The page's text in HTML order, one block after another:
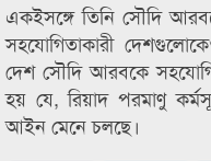
একইসঙ্গে তিনি সৌদি
সহযোগিতাকারী
দেশ সৌদি আরবকে
হয় যে, রিয়াদ পরমাণু
আইন মেনে চলছে।